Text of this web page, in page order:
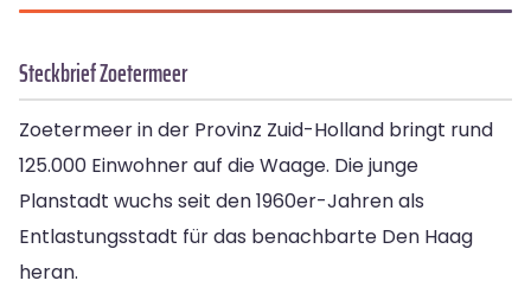
Steckbrief Zoetermeer
Zoetermeer in der Provinz Zuid-Holland bringt rund
125.000 Einwohner auf die Waage. Die junge
Planstadt wuchs seit den 1960er-Jahren als
Entlastungsstadt für das benachbarte Den Haag
heran.